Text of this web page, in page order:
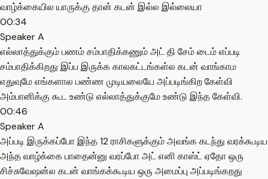
வாழ்க்கையில யாருக்கு தான் கடன் இல்ல இல்லையா
00:34
Speaker A
எல்லாத்துக்கும் பணம் சம்பாதிக்கணும் அட் தி சேம் டைம் எப்படி
சம்பாதிக்கிறது இப்ப இருக்க காலகட்டங்கள்ல கடன் வாங்காம
எதுவுமே எங்களால பண்ண முடியலையே அப்படிங்கிற கேள்வி
அம்பானிக்கு கூட உண்டு எல்லாத்துக்குமே உண்டு இந்த கேள்வி.
00:46
Speaker A
அப்படி இருக்கப்போ இந்த 12 ராசிகளுக்கும் அவங்க கடந்து வரக்கூடிய
அந்த வாழ்க்கை பாதைன்னு வரப்போ அட் எனி காஸ்ட் ஏதோ ஒரு
சிச்சுவேஷன்ல கடன் வாங்கக்கூடிய ஒரு அமைப்பு அப்படிங்கறது